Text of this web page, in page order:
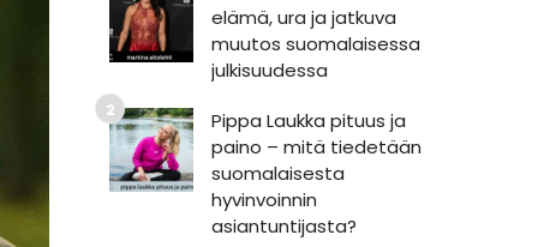
elämä, ura ja jatkuva
muutos suomalaisessa
julkisuudessa
Pippa Laukka pituus ja
paino – mitä tiedetään
suomalaisesta
hyvinvoinnin
asiantuntijasta?